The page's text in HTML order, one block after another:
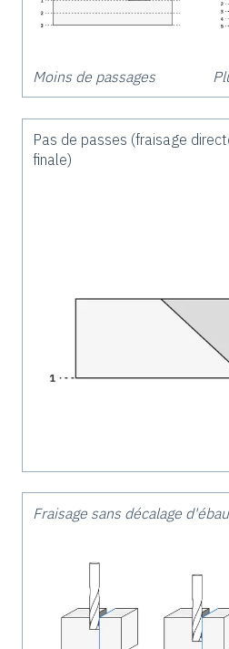
Moins de passages
Pas de passes (fraisage
finale)
Fraisage sans décalage